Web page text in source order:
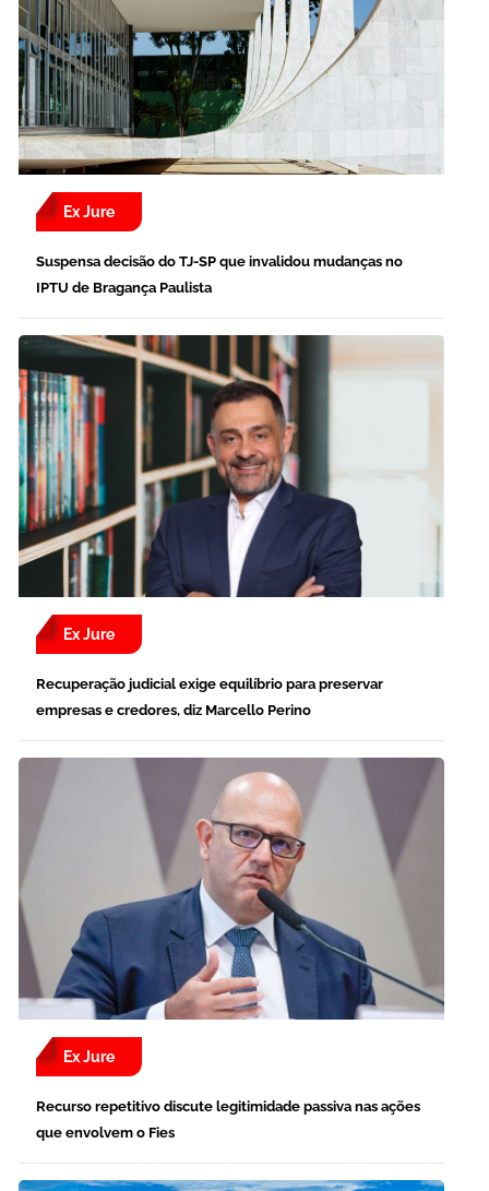
Ex Jure
Suspensa decisão do TJ-SP que invalidou mudanças no
IPTU de Bragança Paulista
Ex Jure
Recuperação judicial exige equilíbrio para preservar
empresas e credores, diz Marcello Perino
Ex Jure
Recurso repetitivo discute legitimidade passiva nas ações
que envolvem o Fies